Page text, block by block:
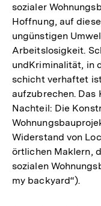
sozialer
Hoffnung, auf
ungünstigen
Arbeitslosigkeit.
undKriminalität, in
schicht verhaftet
aufzubrechen. Das
Nachteil: Die
Widerstand von
örtlichen Maklern,
sozialen
my backyard“).